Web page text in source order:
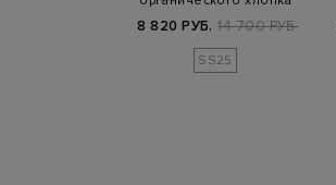
8 820 РУБ. 14 700 РУБ.
SS25